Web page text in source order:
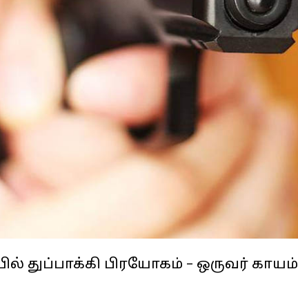
துப்பாக்கி பிரயோகம் – ஒருவர் காயம்